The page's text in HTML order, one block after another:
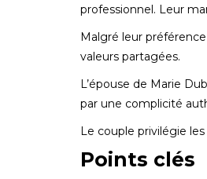
professionnel. Leur
Malgré leur
valeurs partagées.
L’épouse de Marie
par une complicité
Le couple privilégie
Points clés